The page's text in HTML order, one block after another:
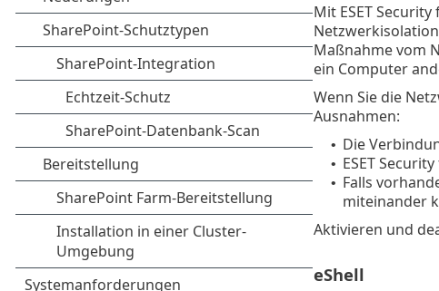
Mit ESET
Maßnahme vom
ein Computer
Wenn Sie die
Ausnahmen:
• Die
• ESET
• Falls
miteinander
Aktivieren und
eShell